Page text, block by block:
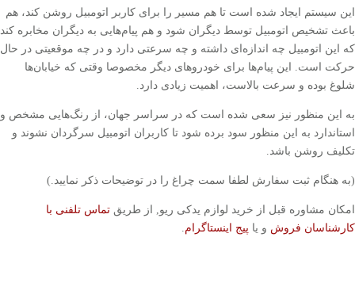
این سیستم ایجاد شده است تا هم مسیر را برای کاربر اتومبیل روشن کند، هم
باعث تشخیص اتومبیل توسط دیگران شود و هم پیام‌هایی به دیگران مخابره کند
که این اتومبیل چه اندازه‌ای داشته و چه سرعتی دارد و در چه موقعیتی در حال
حرکت است. این پیام‌ها برای خودروهای دیگر مخصوصا وقتی که خیابان‌ها
شلوغ بوده و سرعت بالاست، اهمیت زیادی دارد.
به این منظور نیز سعی شده است که در سراسر جهان، از رنگ‌هایی مشخص و
استاندارد به این منظور سود برده شود تا کاربران اتومبیل سرگردان نشوند و
تکلیف روشن باشد.
(به هنگام ثبت سفارش لطفا سمت چراغ را در توضیحات ذکر نمایید.)
امکان مشاوره قبل از خرید لوازم یدکی ریو, از طریق تماس تلفنی با
کارشناسان فروش و یا پیج اینستاگرام.